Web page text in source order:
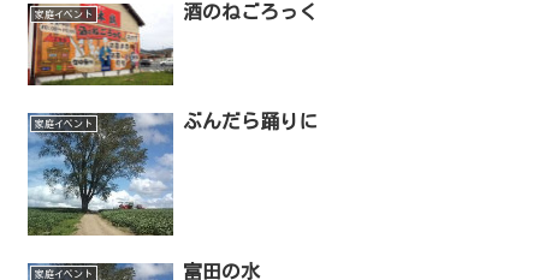
家庭イベント 酒のねごろっく
家庭イベント ぶんだら踊りに
家庭イベント 富田の水